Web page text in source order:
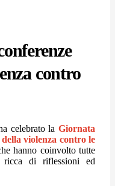
contro
celebrato la Giornata
violenza contro le
hanno coinvolto tutte
ricca di riflessioni ed